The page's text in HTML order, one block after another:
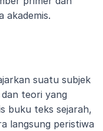
akademis.
suatu subjek
teori yang
buku teks sejarah,
langsung peristiwa